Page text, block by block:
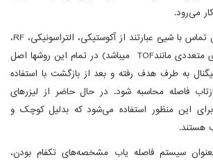
می‌رود.
روشهای اندازه‌گیری بدون تماس با شیئ عبارتند از آکوستیکی، التراسونیکی، RF،
اپتیکی (که شامل روشهای متعددی مانندTOF میباشد) در تمام این روشها اصل
به طرف هدف رفته و بعد از بازگشت با استفاده
فاصله محاسبه شود. در حال حاضر از لیزرهای
این منظور استفاده می‌شود که بدلیل کوچک و
هستند.
بعنوان سیستم فاصله یاب مشخصه‌های تکفام بودن،